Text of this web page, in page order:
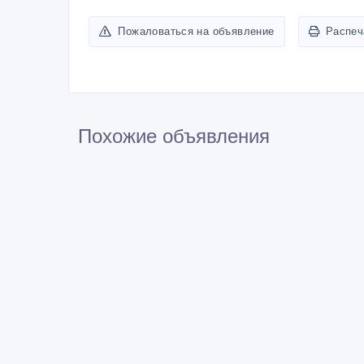
Пожаловаться на объявление
Похожие объявления